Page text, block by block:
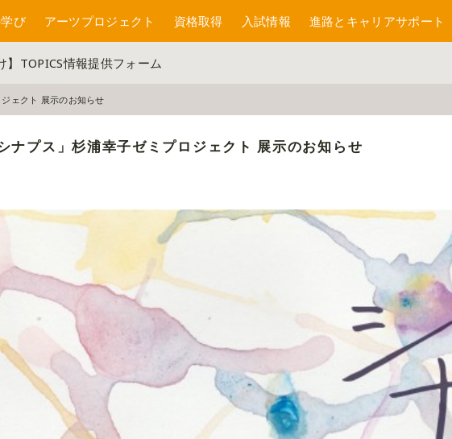
び アーツプロジェクト 資格取得 入試情報 進路とキャリアサポート
】TOPICS情報提供フォーム
ェクト 展示のお知らせ
シナプス」杉浦幸子ゼミプロジェクト 展示のお知らせ